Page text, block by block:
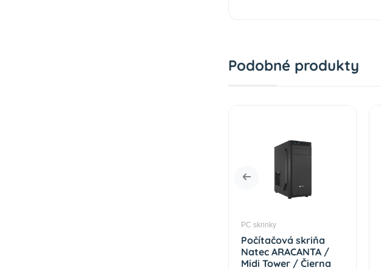
Podobné produkty
PC skrinky
Počítačová skriňa
Natec ARACANTA /
Midi Tower / Čierna